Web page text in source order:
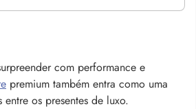
com performance e
premium também entra como uma
entre os presentes de luxo.